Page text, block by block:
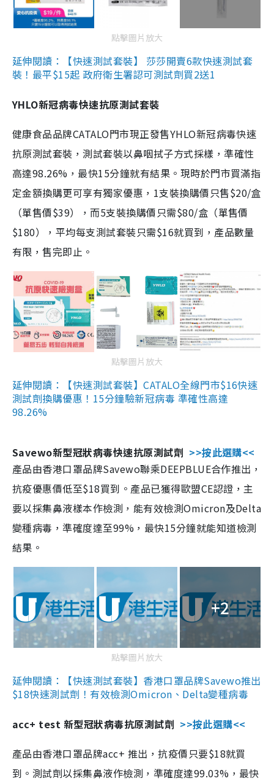
點擊圖片放大
延伸閱讀：【快速測試套裝】 莎莎開賣6款快速測試套
裝！最平$15起 政府衛生署認可測試劑買2送1
YHLO新冠病毒快速抗原測試套裝
健康食品品牌CATALO門市現正發售YHLO新冠病毒快速
抗原測試套裝，測試套裝以鼻咽拭子方式採樣，準確性
高達98.26%，最快15分鐘就有結果。現時於門市買滿指
定金額換購更可享有獨家優惠，1支裝換購價只售$20/盒
（單售價$39），而5支裝換購價只需$80/盒（單售價
$180），平均每支測試套裝只需$16就買到，產品數量
有限，售完即止。
點擊圖片放大
延伸閱讀：【快速測試套裝】CATALO全線門市$16快速
測試劑換購優惠！15分鐘驗新冠病毒 準確性高達
98.26%
Savewo新型冠狀病毒快速抗原測試劑 >>按此選購<<
產品由香港口罩品牌Savewo聯乘DEEPBLUE合作推出，
抗疫優惠價低至$18買到。產品已獲得歐盟CE認證，主
要以採集鼻液樣本作檢測，能有效檢測Omicron及Delta
變種病毒，準確度達至99%，最快15分鐘就能知道檢測
結果。
+2
點擊圖片放大
延伸閱讀：【快速測試套裝】香港口罩品牌Savewo推出
$18快速測試劑！有效檢測Omicron、Delta變種病毒
acc+ test 新型冠狀病毒抗原測試劑 >>按此選購<<
產品由香港口罩品牌acc+ 推出，抗疫價只要$18就買
到。測試劑以採集鼻液作檢測，準確度達99.03%，最快